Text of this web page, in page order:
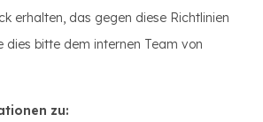
erhalten, das gegen diese Richtlinien
dies bitte dem internen Team von
zu: